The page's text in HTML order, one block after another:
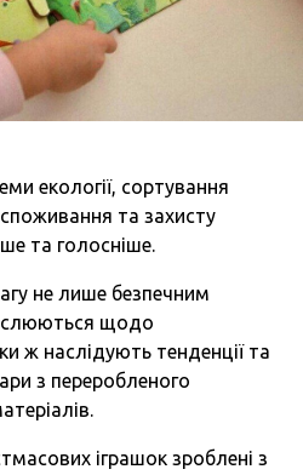
екології, сортування
та захисту
та голосніше.
не лише безпечним
щодо
ж наслідують тенденції та
з переробленого
іграшок зроблені з